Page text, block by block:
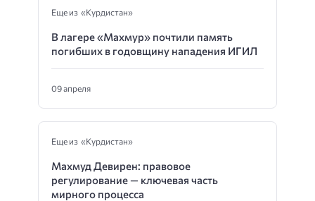
Еще из «Курдистан»
В лагере «Махмур» почтили память
погибших в годовщину нападения ИГИЛ
09 апреля
Еще из «Курдистан»
Махмуд Девирен: правовое
регулирование — ключевая часть
мирного процесса